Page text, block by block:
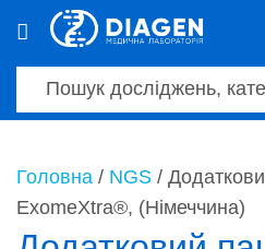
Головна / NGS /
ExomeXtra®, (Німеччина)